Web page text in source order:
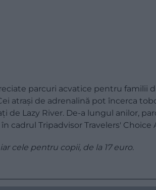
parcuri acvatice pentru familii
atrași de adrenalină pot încerca
de Lazy River. De-a lungul anilor,
Tripadvisor Travelers' Choice
cele pentru copii, de la 17 euro.